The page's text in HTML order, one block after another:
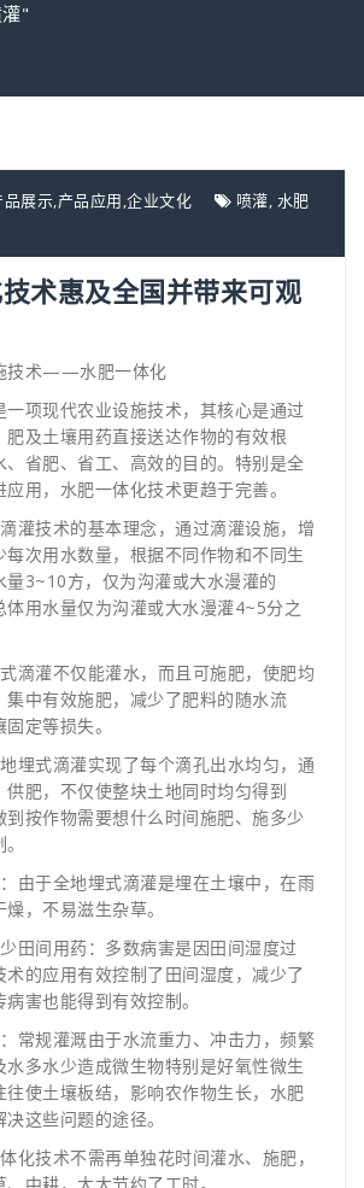
"
品展示,产品应用,企业文化 喷灌, 水肥
术惠及全国并带来可观
技术——水肥一体化
一项现代农业设施技术，其核心是通过
肥及土壤用药直接送达作物的有效根
、省肥、省工、高效的目的。特别是全
用，水肥一体化技术更趋于完善。
灌技术的基本理念，通过滴灌设施，增
次用水数量，根据不同作物和不同生
量3~10方，仅为沟灌或大水漫灌的
用水量仅为沟灌或大水漫灌4~5分之
滴灌不仅能灌水，而且可施肥，使肥均
集中有效施肥，减少了肥料的随水流
定等损失。
埋式滴灌实现了每个滴孔出水均匀，通
肥，不仅使整块土地同时均匀得到
按作物需要想什么时间施肥、施多少
由于全地埋式滴灌是埋在土壤中，在雨
，不易滋生杂草。
田间用药：多数病害是因田间湿度过
术的应用有效控制了田间湿度，减少了
害也能得到有效控制。
常规灌溉由于水流重力、冲击力，频繁
水多水少造成微生物特别是好氧性微生
往使土壤板结，影响农作物生长，水肥
这些问题的途径。
化技术不需再单独花时间灌水、施肥，